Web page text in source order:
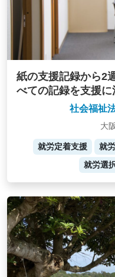
紙の支援記録から2
べての記録を支援
社会福祉
大
就労定着支援 就
就労選